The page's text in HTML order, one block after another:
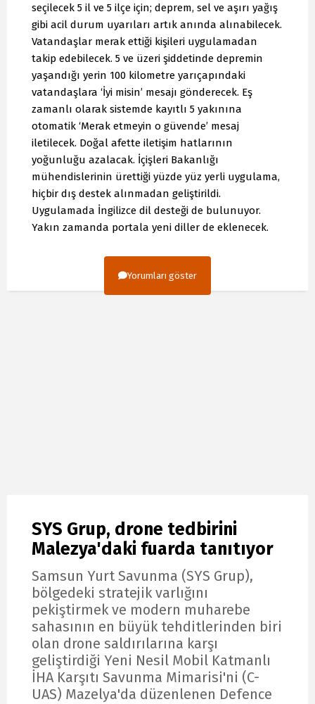
seçilecek 5 il ve 5 ilçe için; deprem, sel ve aşırı yağış
gibi acil durum uyarıları artık anında alınabilecek.
Vatandaşlar merak ettiği kişileri uygulamadan
takip edebilecek. 5 ve üzeri şiddetinde depremin
yaşandığı yerin 100 kilometre yarıçapındaki
vatandaşlara ‘İyi misin’ mesajı gönderecek. Eş
zamanlı olarak sistemde kayıtlı 5 yakınına
otomatik ‘Merak etmeyin o güvende’ mesaj
iletilecek. Doğal afette iletişim hatlarının
yoğunluğu azalacak. İçişleri Bakanlığı
mühendislerinin ürettiği yüzde yüz yerli uygulama,
hiçbir dış destek alınmadan geliştirildi.
Uygulamada İngilizce dil desteği de bulunuyor.
Yakın zamanda portala yeni diller de eklenecek.
Yorumları göster
SYS Grup, drone tedbirini
Malezya'daki fuarda tanıtıyor
Samsun Yurt Savunma (SYS Grup),
bölgedeki stratejik varlığını
pekiştirmek ve modern muharebe
sahasının en büyük tehditlerinden biri
olan drone saldırılarına karşı
geliştirdiği Yeni Nesil Mobil Katmanlı
İHA Karşıtı Savunma Mimarisi'ni (C-
UAS) Mazelya'da düzenlenen Defence